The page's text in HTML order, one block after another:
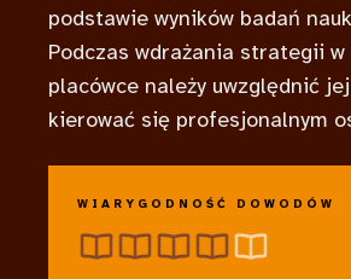
podstawie wyników badań
Podczas wdrażania strategii w
placówce należy uwzględnić
kierować się profesjonalnym
WIARYGODNOŚĆ DOWODÓW